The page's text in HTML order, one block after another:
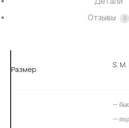
Отзывы
0
Размер
S, M,
—
—